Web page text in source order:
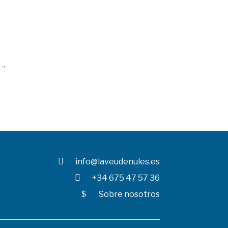
→
 info@laveudenules.es
 +34 675 47 57 36
$ Sobre nosotros